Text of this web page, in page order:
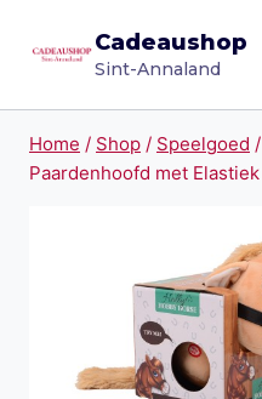
naar
Cadeaushop
Sint-Annaland
Home / Shop / Speelgoed /
Paardenhoofd met Elastiek